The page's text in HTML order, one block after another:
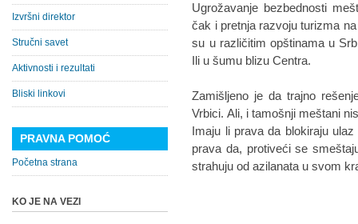
Ugrožavanje bezbednosti
čak i pretnja razvoju turizma
su u različitim opštinama u
Ili u šumu blizu Centra.
Zamišljeno je da trajno
Vrbici. Ali, i tamošnji meštani
Imaju li prava da blokiraju
prava da, protiveći se
strahuju od azilanata u svom
Izvršni direktor
Stručni savet
Aktivnosti i rezultati
Bliski linkovi
PRAVNA POMOĆ
Početna strana
KO JE NA VEZI